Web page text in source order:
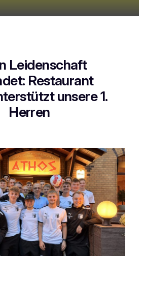
Leidenschaft
Restaurant
unsere 1.
Herren